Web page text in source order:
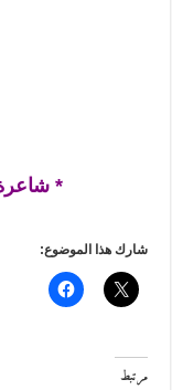
*
شارك هذا الموضوع:
مرتبط